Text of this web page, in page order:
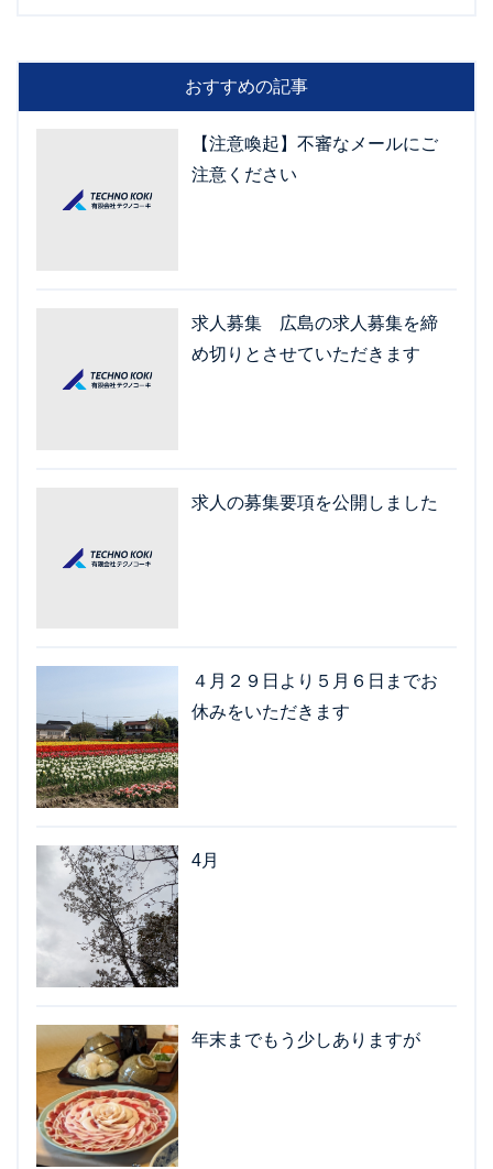
おすすめの記事
【注意喚起】不審なメールにご
注意ください
求人募集 広島の求人募集を締
め切りとさせていただきます
求人の募集要項を公開しました
４月２９日より５月６日までお
休みをいただきます
4月
年末までもう少しありますが